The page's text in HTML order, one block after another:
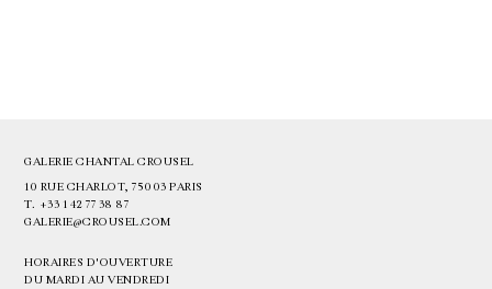
GALERIE CHANTAL CROUSEL
10 RUE CHARLOT, 75003 PARIS
T. +33 1 42 77 38 87
GALERIE@CROUSEL.COM
HORAIRES D'OUVERTURE
DU MARDI AU VENDREDI